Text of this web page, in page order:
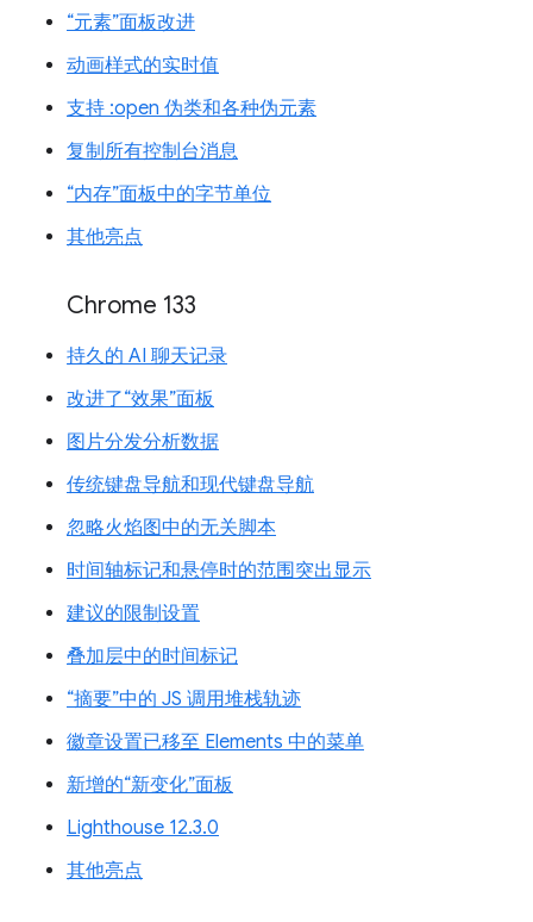
“元素”面板改进
动画样式的实时值
支持 :open 伪类和各种伪元素
复制所有控制台消息
“内存”面板中的字节单位
其他亮点
Chrome 133
持久的 AI 聊天记录
改进了“效果”面板
图片分发分析数据
传统键盘导航和现代键盘导航
忽略火焰图中的无关脚本
时间轴标记和悬停时的范围突出显示
建议的限制设置
叠加层中的时间标记
“摘要”中的 JS 调用堆栈轨迹
徽章设置已移至 Elements 中的菜单
新增的“新变化”面板
Lighthouse 12.3.0
其他亮点